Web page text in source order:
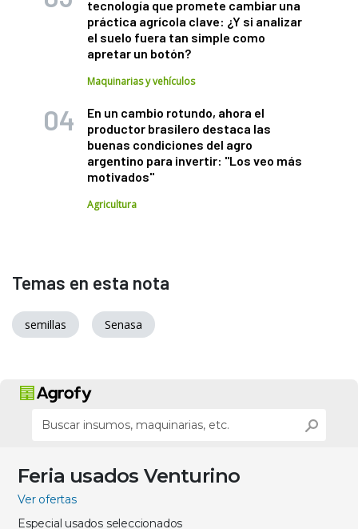
tecnología que promete cambiar una
práctica agrícola clave: ¿Y si analizar
el suelo fuera tan simple como
apretar un botón?
Maquinarias y vehículos
En un cambio rotundo, ahora el
productor brasilero destaca las
buenas condiciones del agro
argentino para invertir: "Los veo más
motivados"
Agricultura
Temas en esta nota
semillas Senasa
Feria usados Venturino
Ver ofertas
Especial usados seleccionados